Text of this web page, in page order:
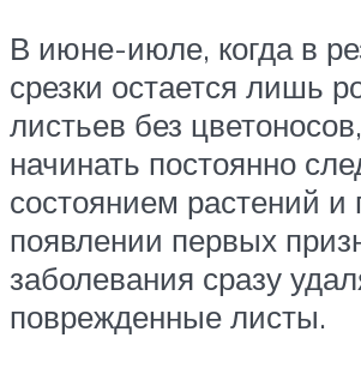
В июне-июле, когда в
срезки остается лишь
листьев без
начинать постоянно
состоянием растений и
появлении первых
заболевания сразу
поврежденные листы.